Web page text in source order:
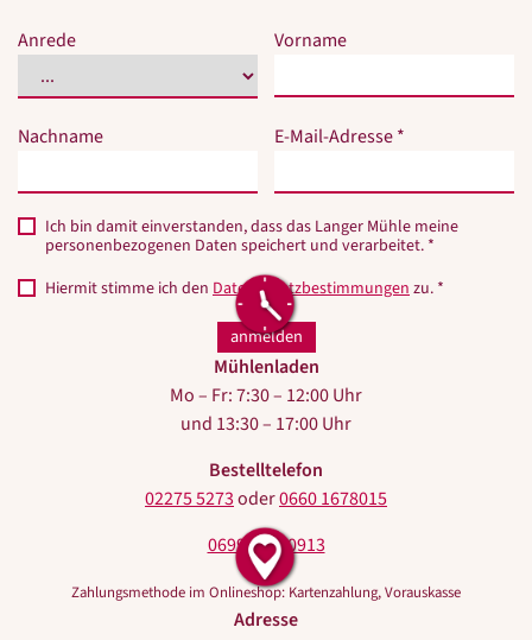
Bitte
Feld
nicht
Bitte
Feld
nicht
Anrede Vorname
Nachname E-Mail-Adresse *
Ich bin damit einverstanden, dass das Langer Mühle meine
personenbezogenen Daten speichert und verarbeitet. *
Hiermit stimme ich den Datenschutzbestimmungenzu. *
Mühlenladen
Mo – Fr: 7:30 – 12:00 Uhr
und 13:30 – 17:00 Uhr
Bestelltelefon
02275 5273oder0660 1678015
0699 10440913
Zahlungsmethode im Onlineshop: Kartenzahlung, Vorauskasse
Adresse